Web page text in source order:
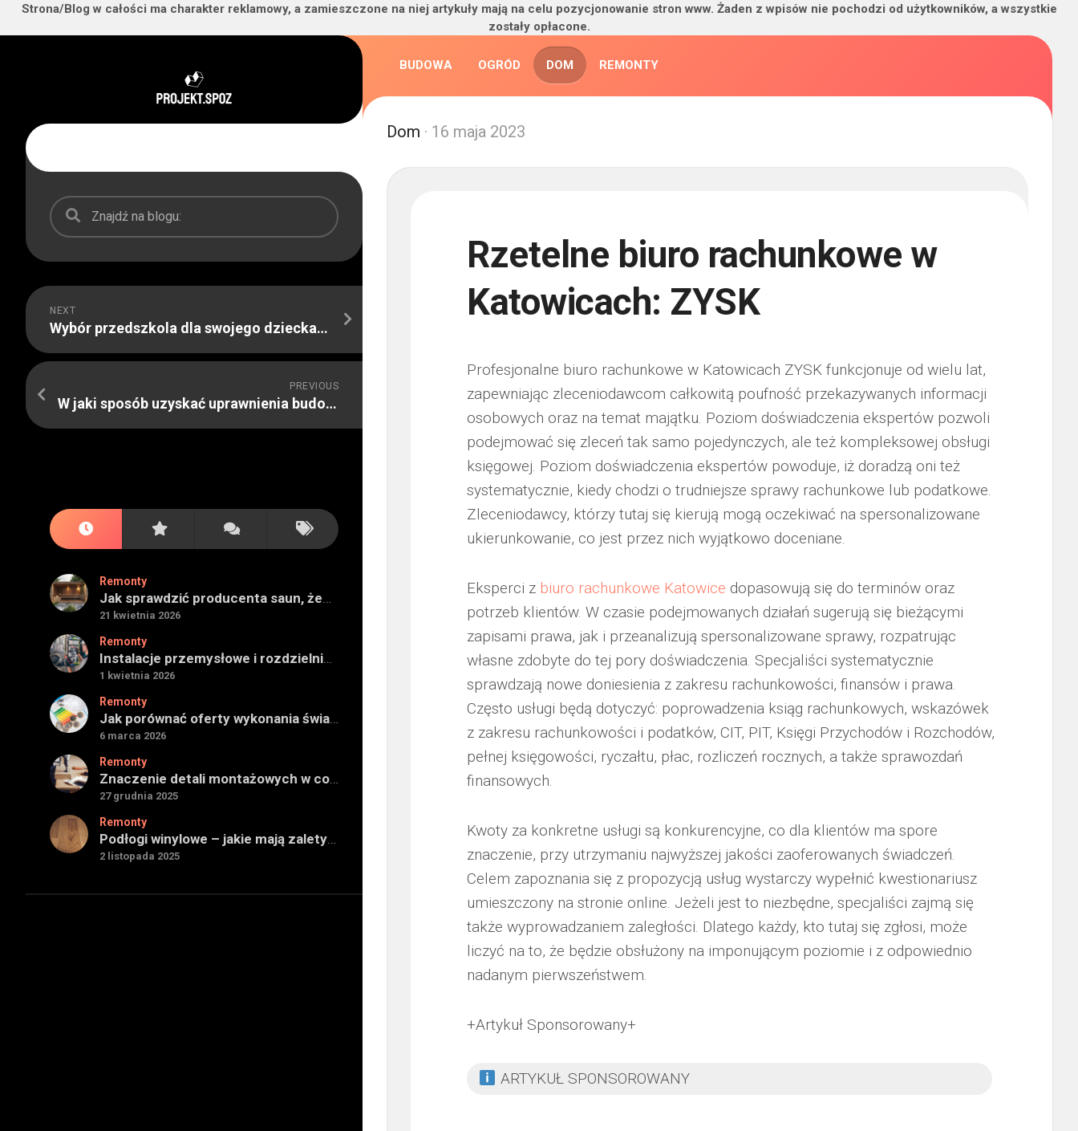
Strona/Blog w całości ma charakter reklamowy, a zamieszczone na niej artykuły mają na celu pozycjonowanie stron www. Żaden z wpisów nie pochodzi od użytkowników, a wszystkie
zostały opłacone.
NEXT
Wybór przedszkola dla swojego dziecka – o czym należy pamiętać
PREVIOUS
W jaki sposób uzyskać uprawnienia budowlane – najistotniejsze wiadomości
Remonty
Jak sprawdzić producenta saun, żeby projekt miał sens na lata
21 kwietnia 2026
Remonty
Instalacje przemysłowe i rozdzielnie — jak ocenić wykonawcę do obiektu technicznego
1 kwietnia 2026
Remonty
Jak porównać oferty wykonania świadectwa energetycznego bez wpadek
6 marca 2026
Remonty
Znaczenie detali montażowych w codziennej pracy technicznej
27 grudnia 2025
Remonty
Podłogi winylowe – jakie mają zalety w porównaniu z drewnianymi
2 listopada 2025
BUDOWA OGRÓD DOM REMONTY
Dom · 16 maja 2023
Rzetelne biuro rachunkowe w
Katowicach: ZYSK
Profesjonalne biuro rachunkowe w Katowicach ZYSK funkcjonuje od wielu lat,
zapewniając zleceniodawcom całkowitą poufność przekazywanych informacji
osobowych oraz na temat majątku. Poziom doświadczenia ekspertów pozwoli
podejmować się zleceń tak samo pojedynczych, ale też kompleksowej obsługi
księgowej. Poziom doświadczenia ekspertów powoduje, iż doradzą oni też
systematycznie, kiedy chodzi o trudniejsze sprawy rachunkowe lub podatkowe.
Zleceniodawcy, którzy tutaj się kierują mogą oczekiwać na spersonalizowane
ukierunkowanie, co jest przez nich wyjątkowo doceniane.
Eksperci z biuro rachunkowe Katowice dopasowują się do terminów oraz
potrzeb klientów. W czasie podejmowanych działań sugerują się bieżącymi
zapisami prawa, jak i przeanalizują spersonalizowane sprawy, rozpatrując
własne zdobyte do tej pory doświadczenia. Specjaliści systematycznie
sprawdzają nowe doniesienia z zakresu rachunkowości, finansów i prawa.
Często usługi będą dotyczyć: poprowadzenia ksiąg rachunkowych, wskazówek
z zakresu rachunkowości i podatków, CIT, PIT, Księgi Przychodów i Rozchodów,
pełnej księgowości, ryczałtu, płac, rozliczeń rocznych, a także sprawozdań
finansowych.
Kwoty za konkretne usługi są konkurencyjne, co dla klientów ma spore
znaczenie, przy utrzymaniu najwyższej jakości zaoferowanych świadczeń.
Celem zapoznania się z propozycją usług wystarczy wypełnić kwestionariusz
umieszczony na stronie online. Jeżeli jest to niezbędne, specjaliści zajmą się
także wyprowadzaniem zaległości. Dlatego każdy, kto tutaj się zgłosi, może
liczyć na to, że będzie obsłużony na imponującym poziomie i z odpowiednio
nadanym pierwszeństwem.
+Artykuł Sponsorowany+
ARTYKUŁ SPONSOROWANY